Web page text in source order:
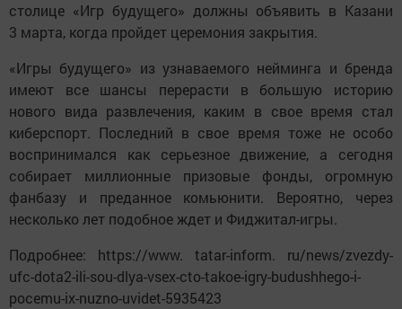
столице «Игр будущего» должны объявить в Казани
3 марта, когда пройдет церемония закрытия.
«Игры будущего» из узнаваемого нейминга и бренда
имеют все шансы перерасти в большую историю
нового вида развлечения, каким в свое время стал
киберспорт. Последний в свое время тоже не особо
воспринимался как серьезное движение, а сегодня
собирает миллионные призовые фонды, огромную
фанбазу и преданное комьюнити. Вероятно, через
несколько лет подобное ждет и Фиджитал-игры.
Подробнее: https://www. tatar-inform. ru/news/zvezdy-
ufc-dota2-ili-sou-dlya-vsex-cto-takoe-igry-budushhego-i-
pocemu-ix-nuzno-uvidet-5935423